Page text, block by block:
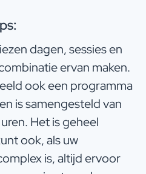
dagen, sessies en
ervan maken.
ook een programma
is samengesteld van
Het is geheel
ook, als uw
is, altijd ervoor